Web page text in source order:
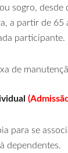
sogro, desde
a partir de
participante.
de
para se
dependentes.